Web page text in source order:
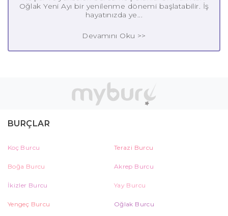
Oğlak Yeni Ayı bir yenilenme dönemi başlatabilir. İş
hayatınızda ye...
Devamını Oku >>
BURÇLAR
Koç Burcu Terazi Burcu
Boğa Burcu Akrep Burcu
İkizler Burcu Yay Burcu
Yengeç Burcu Oğlak Burcu